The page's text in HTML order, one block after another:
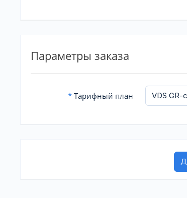
Параметры заказа
*Тарифный план